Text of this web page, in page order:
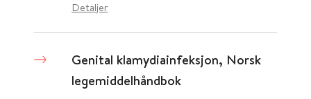
Detaljer
Genital klamydiainfeksjon, Norsk
legemiddelhåndbok